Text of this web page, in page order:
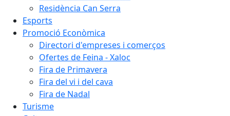
Residència Can Serra
Esports
Promoció Econòmica
Directori d'empreses i comerços
Ofertes de Feina - Xaloc
Fira de Primavera
Fira del vi i del cava
Fira de Nadal
Turisme